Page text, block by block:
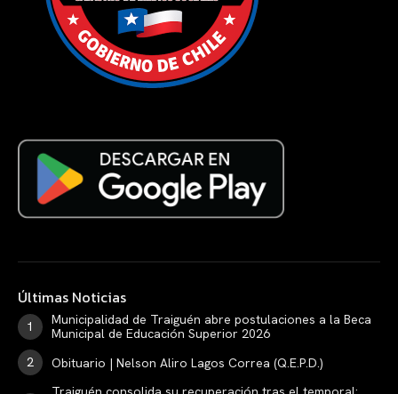
Últimas Noticias
Municipalidad de Traiguén abre postulaciones a la Beca
Municipal de Educación Superior 2026
Obituario | Nelson Aliro Lagos Correa (Q.E.P.D.)